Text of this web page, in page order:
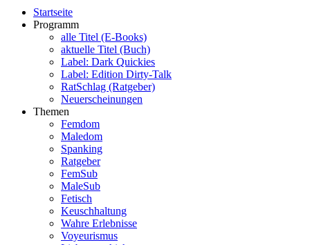
Startseite
Programm
alle Titel (E-Books)
aktuelle Titel (Buch)
Label: Dark Quickies
Label: Edition Dirty-Talk
RatSchlag (Ratgeber)
Neuerscheinungen
Themen
Femdom
Maledom
Spanking
Ratgeber
FemSub
MaleSub
Fetisch
Keuschhaltung
Wahre Erlebnisse
Voyeurismus